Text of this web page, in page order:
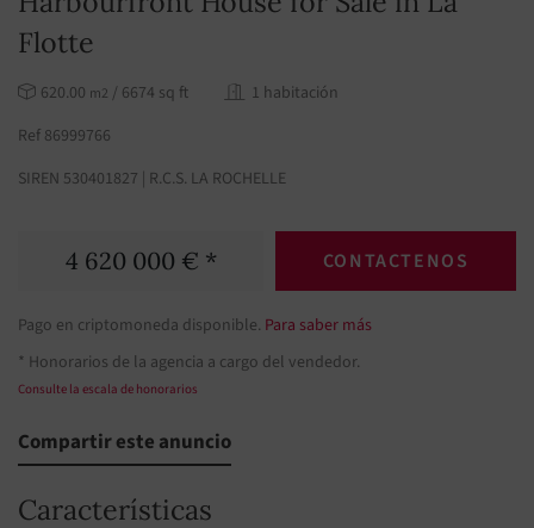
Flotte
620.00 m2 / 6674 sq ft
1 habitación
Ref 86999766
SIREN 530401827 | R.C.S. LA ROCHELLE
4 620 000 € * CONTACTENOS
Pago en criptomoneda disponible. Para saber más
* Honorarios de la agencia a cargo del vendedor.
Consulte la escala de honorarios
Compartir este anuncio
Características